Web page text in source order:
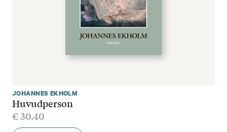
JOHANNES EKHOLM
Huvudperson
€30.40